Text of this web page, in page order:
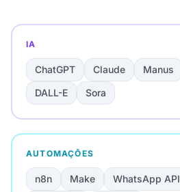
IA
ChatGPT Claude Manus
DALL-E
Sora
AUTOMAÇÕES
n8n Make WhatsApp API